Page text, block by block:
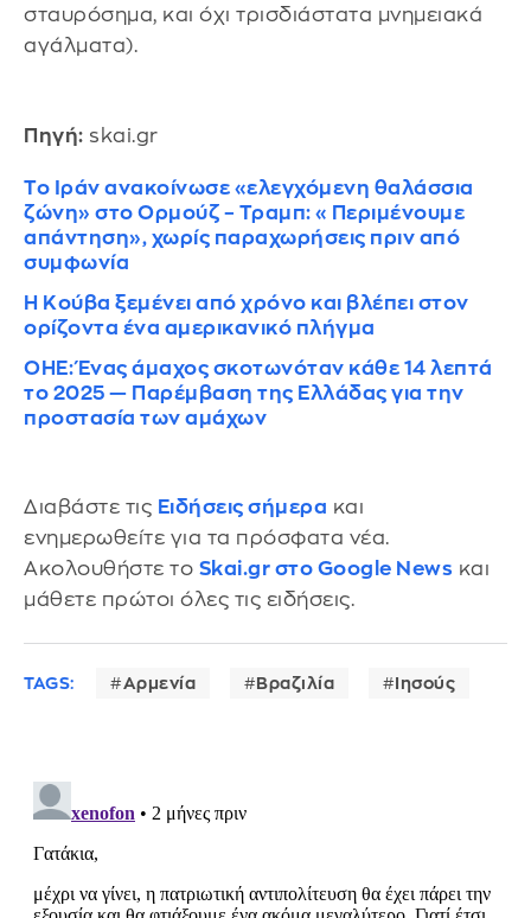
σταυρόσημα, και όχι τρισδιάστατα μνημειακά
αγάλματα).
Πηγή: skai.gr
Το Ιράν ανακοίνωσε «ελεγχόμενη θαλάσσια
ζώνη» στο Ορμούζ – Τραμπ: «Περιμένουμε
απάντηση», χωρίς παραχωρήσεις πριν από
συμφωνία
Η Κούβα ξεμένει από χρόνο και βλέπει στον
ορίζοντα ένα αμερικανικό πλήγμα
ΟΗΕ: Ένας άμαχος σκοτωνόταν κάθε 14 λεπτά
το 2025 — Παρέμβαση της Ελλάδας για την
προστασία των αμάχων
Διαβάστε τις Ειδήσεις σήμερα και
ενημερωθείτε για τα πρόσφατα νέα.
Ακολουθήστε το Skai.gr στο Google News και
μάθετε πρώτοι όλες τις ειδήσεις.
TAGS: Αρμενία Βραζιλία Ιησούς